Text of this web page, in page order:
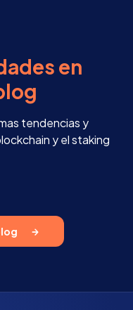
en
tendencias y
y el staking